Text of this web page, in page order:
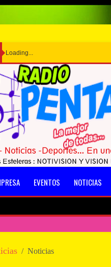
Loading...
EVENTOS NOTICIAS
/ Noticias